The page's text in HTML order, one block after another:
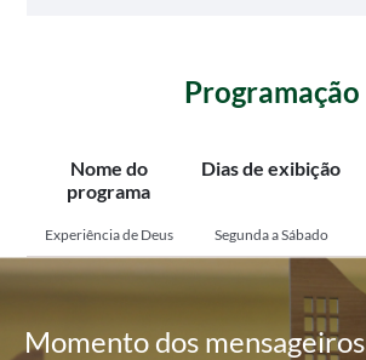
Programação
Nome do
programa
Dias de exibição
Experiência de Deus Segunda a Sábado
Momentodos mensageiros